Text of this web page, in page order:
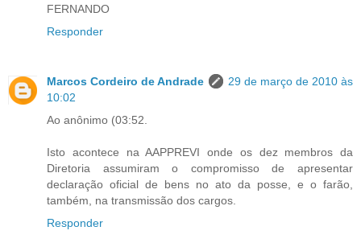
FERNANDO
Responder
Marcos Cordeiro de Andrade
29 de março de 2010 às
10:02
Ao anônimo (03:52.
Isto acontece na AAPPREVI onde os dez membros da
Diretoria assumiram o compromisso de apresentar
declaração oficial de bens no ato da posse, e o farão,
também, na transmissão dos cargos.
Responder